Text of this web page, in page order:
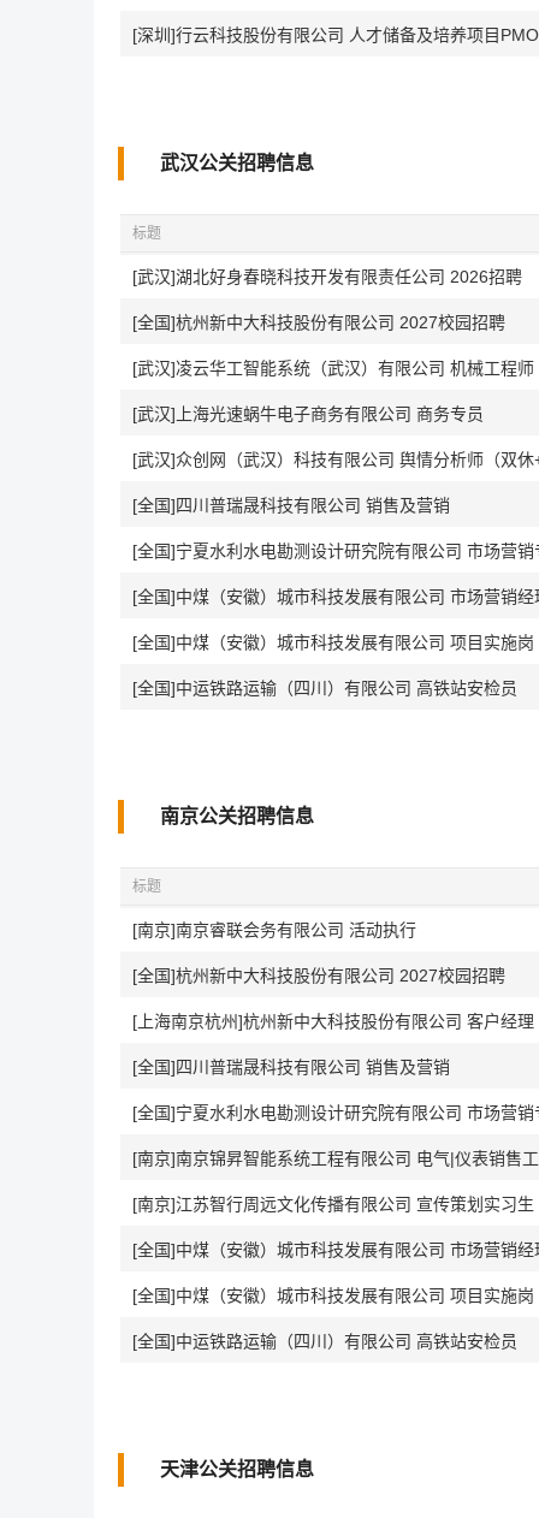
[深圳]行云科技股份有限公司 人才储备及培养项目PMO
武汉公关招聘信息
标题
[武汉]湖北好身春晓科技开发有限责任公司 2026招聘
[全国]杭州新中大科技股份有限公司 2027校园招聘
[武汉]凌云华工智能系统（武汉）有限公司 机械工程师
[武汉]上海光速蜗牛电子商务有限公司 商务专员
[武汉]众创网（武汉）科技有限公司 舆情分析师（双
[全国]四川普瑞晟科技有限公司 销售及营销
[全国]宁夏水利水电勘测设计研究院有限公司 市场营销
[全国]中煤（安徽）城市科技发展有限公司 市场营销经
[全国]中煤（安徽）城市科技发展有限公司 项目实施岗
[全国]中运铁路运输（四川）有限公司 高铁站安检员
南京公关招聘信息
标题
[南京]南京睿联会务有限公司 活动执行
[全国]杭州新中大科技股份有限公司 2027校园招聘
[上海南京杭州]杭州新中大科技股份有限公司 客户经理
[全国]四川普瑞晟科技有限公司 销售及营销
[全国]宁夏水利水电勘测设计研究院有限公司 市场营销
[南京]南京锦昇智能系统工程有限公司 电气|仪表销售
[南京]江苏智行周远文化传播有限公司 宣传策划实习生
[全国]中煤（安徽）城市科技发展有限公司 市场营销经
[全国]中煤（安徽）城市科技发展有限公司 项目实施岗
[全国]中运铁路运输（四川）有限公司 高铁站安检员
天津公关招聘信息